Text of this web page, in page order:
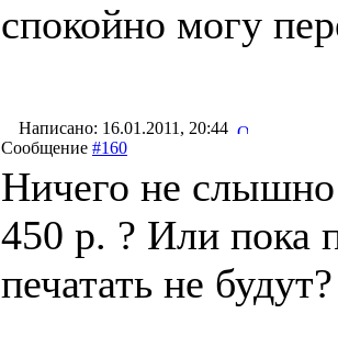
спокойно могу
Написано: 16.01.2011, 20:44
Сообщение #160
Ничего не
450 р. ? Или пока
печатать не будут?